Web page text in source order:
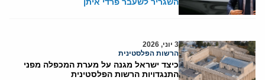
השגריר לשעבר פרדי איתן
3 יוני, 2026
הרשות הפלסטינית
כיצד ישראל מגנה על מערת המכפלה מפני
התנגדויות הרשות הפלסטינית